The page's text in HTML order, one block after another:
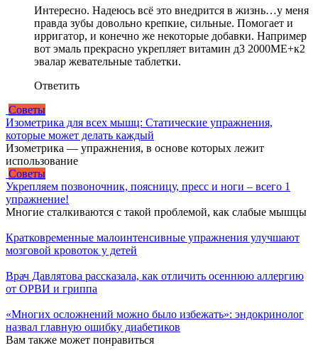
Интересно. Надеюсь всё это внедрится в жизнь…у меня
правда зубы довольно крепкие, сильные. Помогает и
ирригатор, и конечно же некоторые добавки. Например
вот эмаль прекрасно укрепляет витамин д3 2000МЕ+к2
эвалар жевательные таблетки.
Ответить
Советы
Изометрика для всех мышц: Статические упражнения,
которые может делать каждый
Изометрика — упражнения, в основе которых лежит
использование
Советы
Укрепляем позвоночник, поясницу, пресс и ноги – всего 1
упражнение!
Многие сталкиваются с такой проблемой, как слабые мышцы
Кратковременные малоинтенсивные упражнения улучшают
мозговой кровоток у детей
Врач Давлятова рассказала, как отличить осеннюю аллергию
от ОРВИ и гриппа
«Многих осложнений можно было избежать»: эндокринолог
назвал главную ошибку диабетиков
Вам также может понравиться